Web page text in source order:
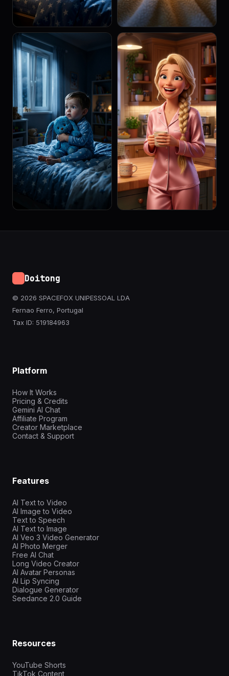
Doitong
© 2026 SPACEFOX UNIPESSOAL LDA
Fernao Ferro, Portugal
Tax ID: 519184963
Platform
How It Works
Pricing & Credits
Gemini AI Chat
Affiliate Program
Creator Marketplace
Contact & Support
Features
AI Text to Video
AI Image to Video
Text to Speech
AI Text to Image
AI Veo 3 Video Generator
AI Photo Merger
Free AI Chat
Long Video Creator
AI Avatar Personas
AI Lip Syncing
Dialogue Generator
Seedance 2.0 Guide
Resources
YouTube Shorts
TikTok Content